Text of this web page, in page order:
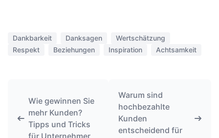
Dankbarkeit Danksagen
Wertschätzung
Respekt
Beziehungen Inspiration Achtsamkeit
Wie gewinnen Sie
mehr Kunden?
Tipps und Tricks
für Unternehmer
Warum sind
hochbezahlte
Kunden
entscheidend für